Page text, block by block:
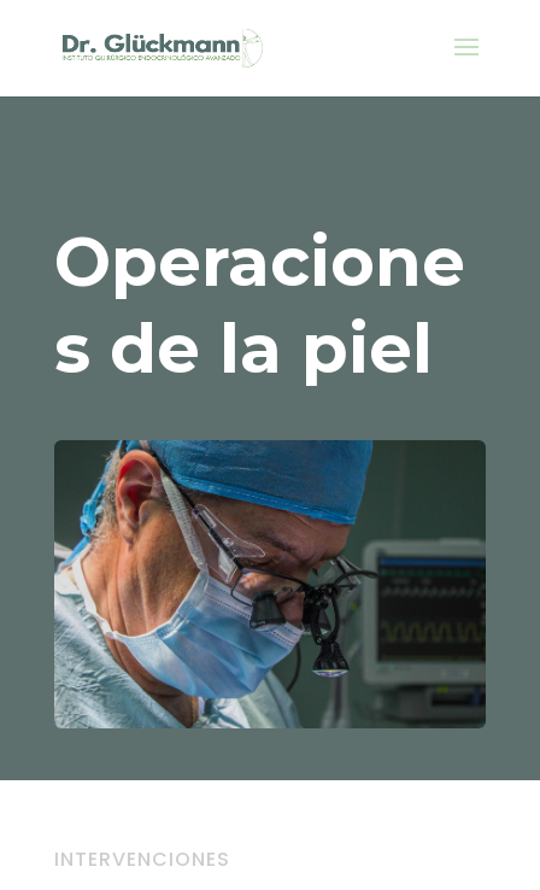
Operacione
s de la piel
INTERVENCIONES